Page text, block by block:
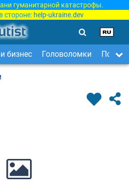
гуманитарной катастрофы.
стороне: help-ukraine.dev
бизнес Головоломки Поиск